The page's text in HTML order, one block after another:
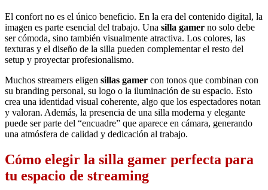
El confort no es el único beneficio. En la era del contenido digital, la
imagen es parte esencial del trabajo. Una silla gamer no solo debe
ser cómoda, sino también visualmente atractiva. Los colores, las
texturas y el diseño de la silla pueden complementar el resto del
setup y proyectar profesionalismo.
Muchos streamers eligen sillas gamer con tonos que combinan con
su branding personal, su logo o la iluminación de su espacio. Esto
crea una identidad visual coherente, algo que los espectadores notan
y valoran. Además, la presencia de una silla moderna y elegante
puede ser parte del “encuadre” que aparece en cámara, generando
una atmósfera de calidad y dedicación al trabajo.
Cómo elegir la silla gamer perfecta para
tu espacio de streaming